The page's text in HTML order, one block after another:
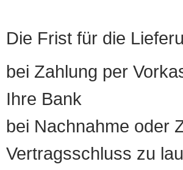
Die Frist für die
bei Zahlung per
Ihre Bank
bei Nachnahme oder
Vertragsschluss zu